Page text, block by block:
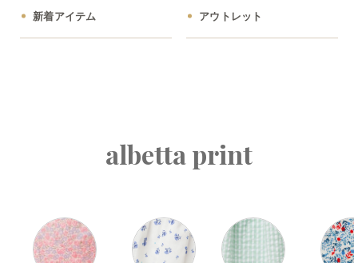
新着アイテム アウトレット
albetta print